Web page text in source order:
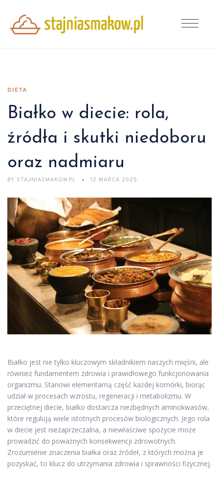
DIETA
Białko w diecie: rola,
źródła i skutki niedoboru
oraz nadmiaru
BY STAJNIASMAKOW.PL 12 MARCA 2025
Białko jest nie tylko kluczowym składnikiem naszych mięśni, ale
również fundamentem zdrowia i prawidłowego funkcjonowania
organizmu. Stanowi elementarną część każdej komórki, biorąc
udział w procesach wzrostu, regeneracji i metabolizmu. W
przeciętnej diecie, białko dostarcza niezbędnych aminokwasów,
które regulują wiele istotnych procesów biologicznych. Jego rola
w diecie jest niezaprzeczalna, a niewłaściwe spożycie może
prowadzić do poważnych konsekwencji zdrowotnych.
Zrozumienie znaczenia białka oraz źródeł, z których można je
pozyskać, to klucz do utrzymania zdrowia i sprawności fizycznej.